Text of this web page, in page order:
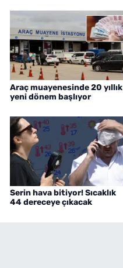
Araç muayenesinde 20 yıllık
yeni dönem başlıyor
Serin hava bitiyor! Sıcaklık
44 dereceye çıkacak